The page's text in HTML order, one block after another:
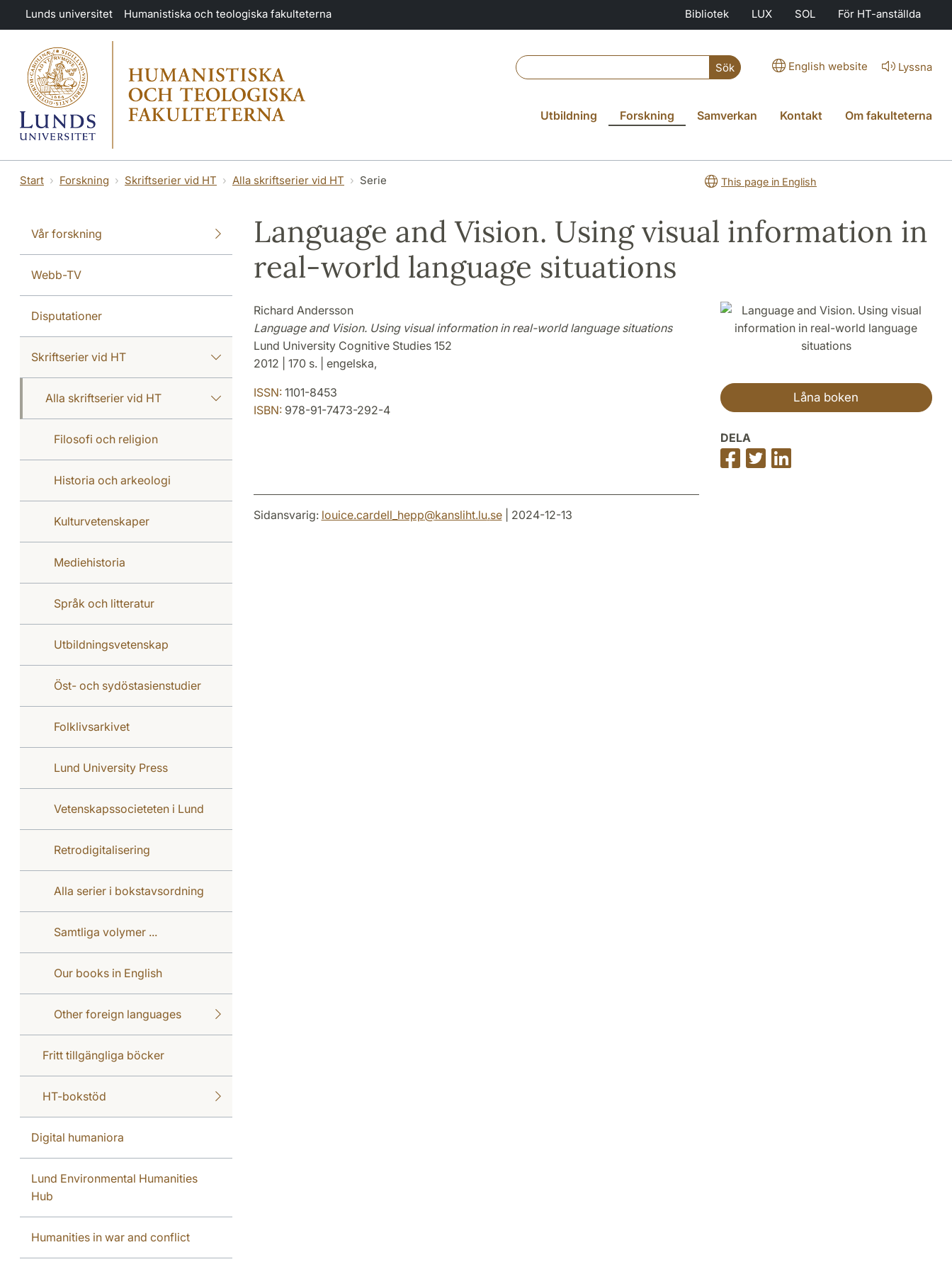
Hoppa till huvudinnehåll
Lunds universitet Humanistiska och teologiska fakulteterna Bibliotek LUX SOL För HT-anställda
Sök English website Lyssna
Utbildning Forskning Samverkan Kontakt Om fakulteterna
Start Forskning Skriftserier vid HT Alla skriftserier vid HT Serie This page in English
Vår forskning
Webb-TV
Disputationer
Skriftserier vid HT
Alla skriftserier vid HT
Filosofi och religion
Historia och arkeologi
Kulturvetenskaper
Mediehistoria
Språk och litteratur
Utbildningsvetenskap
Öst- och sydöstasienstudier
Folklivsarkivet
Lund University Press
Vetenskapssocieteten i Lund
Retrodigitalisering
Alla serier i bokstavsordning
Samtliga volymer ...
Our books in English
Other foreign languages
Fritt tillgängliga böcker
HT-bokstöd
Digital humaniora
Lund Environmental Humanities
Hub
Humanities in war and conflict
Language and Vision. Using visual information in
real-world language situations
Richard Andersson
Language and Vision. Using visual information in real-world language situations
Lund University Cognitive Studies 152
2012 | 170 s. | engelska,
ISSN:1101-8453
ISBN:978-91-7473-292-4
Låna boken
DELA
Dela
på
Dela
på
på
Sidansvarig: louice.cardell_hepp@kansliht.lu.se| 2024-12-13